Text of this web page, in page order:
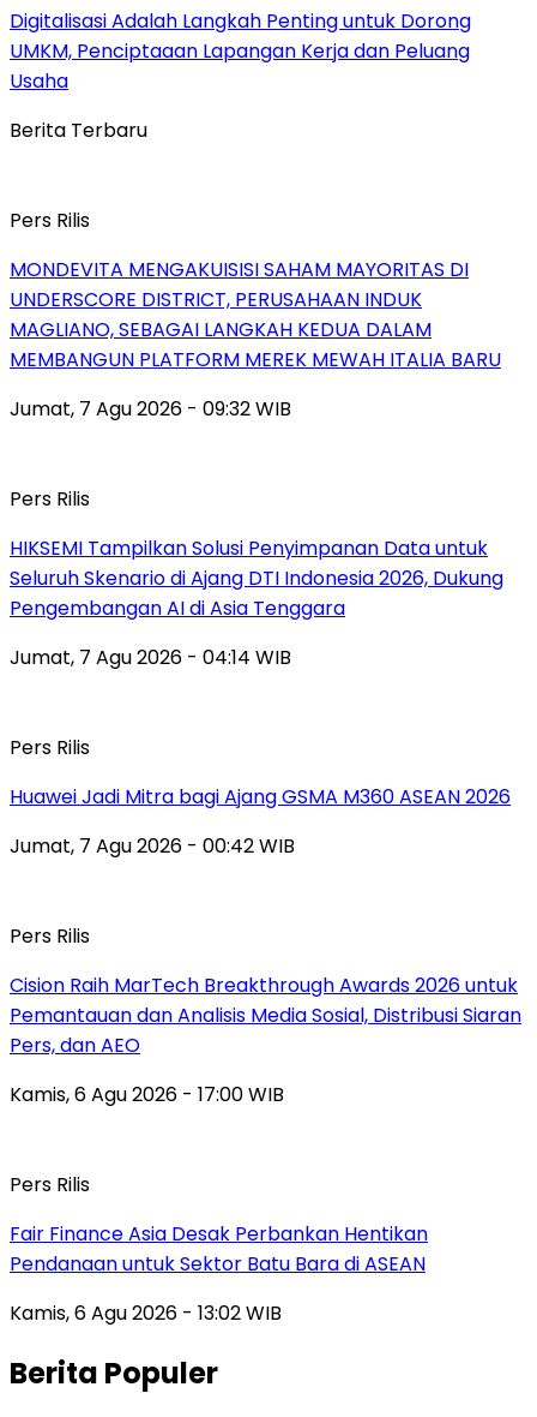
Digitalisasi Adalah Langkah Penting untuk Dorong
UMKM, Penciptaaan Lapangan Kerja dan Peluang
Usaha
Berita Terbaru
Pers Rilis
MONDEVITA MENGAKUISISI SAHAM MAYORITAS DI
UNDERSCORE DISTRICT, PERUSAHAAN INDUK
MAGLIANO, SEBAGAI LANGKAH KEDUA DALAM
MEMBANGUN PLATFORM MEREK MEWAH ITALIA BARU
Jumat, 7 Agu 2026 - 09:32 WIB
Pers Rilis
HIKSEMI Tampilkan Solusi Penyimpanan Data untuk
Seluruh Skenario di Ajang DTI Indonesia 2026, Dukung
Pengembangan AI di Asia Tenggara
Jumat, 7 Agu 2026 - 04:14 WIB
Pers Rilis
Huawei Jadi Mitra bagi Ajang GSMA M360 ASEAN 2026
Jumat, 7 Agu 2026 - 00:42 WIB
Pers Rilis
Cision Raih MarTech Breakthrough Awards 2026 untuk
Pemantauan dan Analisis Media Sosial, Distribusi Siaran
Pers, dan AEO
Kamis, 6 Agu 2026 - 17:00 WIB
Pers Rilis
Fair Finance Asia Desak Perbankan Hentikan
Pendanaan untuk Sektor Batu Bara di ASEAN
Kamis, 6 Agu 2026 - 13:02 WIB
Berita Populer